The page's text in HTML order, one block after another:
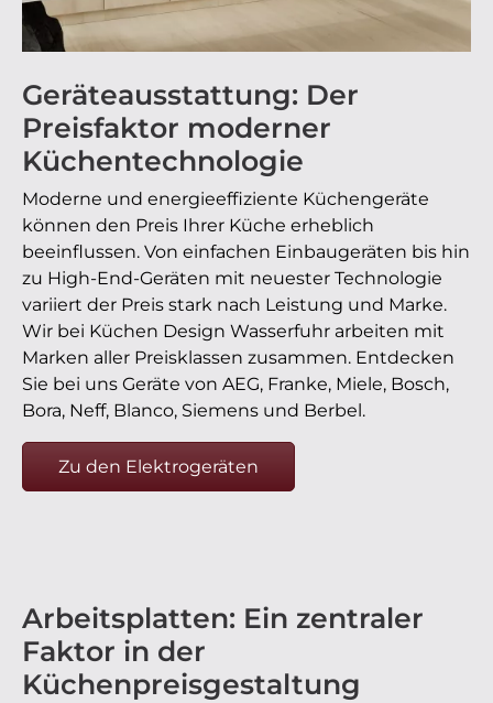
Geräteausstattung: Der
Preisfaktor moderner
Küchentechnologie
Moderne und energieeffiziente Küchengeräte
können den Preis Ihrer Küche erheblich
beeinflussen. Von einfachen Einbaugeräten bis hin
zu High-End-Geräten mit neuester Technologie
variiert der Preis stark nach Leistung und Marke.
Wir bei Küchen Design Wasserfuhr arbeiten mit
Marken aller Preisklassen zusammen. Entdecken
Sie bei uns Geräte von AEG, Franke, Miele, Bosch,
Bora, Neff, Blanco, Siemens und Berbel.
Zu den Elektrogeräten
Arbeitsplatten: Ein zentraler
Faktor in der
Küchenpreisgestaltung